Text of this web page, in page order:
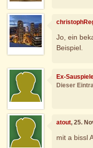
Jo, ein
Beispiel.
Ex-
Dieser
atout, 25.
mit a bissl